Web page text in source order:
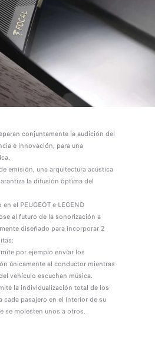
conjuntamente la audición del
e innovación, para una
emisión, una arquitectura acústica
la difusión óptima del
el PEUGEOT e-LEGEND
al futuro de la sonorización a
diseñado para incorporar 2
por ejemplo enviar los
únicamente al conductor mientras
vehículo escuchan música.
la individualización total de los
pasajero en el interior de su
se molesten unos a otros.